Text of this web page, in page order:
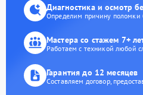
Диагностика и осмотр
Определим причину поломки
Мастера со стажем 7+
Работаем с техникой любой
Гарантия до 12 месяцев
Составляем договор,